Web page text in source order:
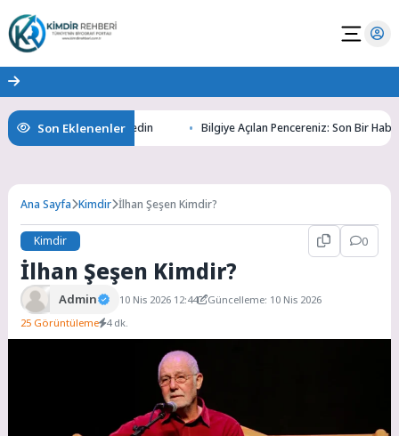
Son Eklenenler
Gizemlerini Keşfedin Bilgiye Açılan Pencereniz: Son Bir Haber ile
Ana Sayfa Kimdir İlhan Şeşen Kimdir?
Kimdir 0
İlhan Şeşen Kimdir?
Admin 10 Nis 2026 12:44
Güncelleme: 10 Nis 2026
25 Görüntüleme 4 dk.